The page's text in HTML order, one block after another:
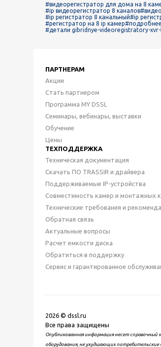
#видеорегистратор для дома на 8
#ip видеорегистратор 8 каналов
#ip регистратор 8 канальный#ip
#регистратор на 8 ip камер
#детали gibridnye-videoregistratory-xvr-
ПАРТНЕРАМ
Акции
Стать партнером
Программа MY DSSL
Семинары, вебинары, выставки
Обучение
Цены
ТЕХПОДДЕРЖКА
Техническая документация
Скачать ПО TRASSIR и драйвера
Поддерживаемые IP-устройства
Совместимость камер и монтажных
Технические требования и
Обратная связь
Актуальные вопросы
Расчет емкости диска
Обратиться в поддержку
Сервис и гарантированное
2026 © dssl.ru
Все права защищены
Опубликованная информация несет справочный
оборудования, не ухудшающих потребительские